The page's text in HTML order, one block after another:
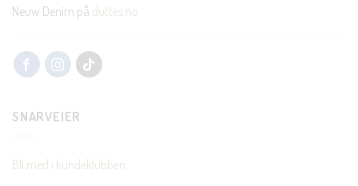
Neuw Denim på duttes.no
SNARVEIER
Bli med i kundeklubben